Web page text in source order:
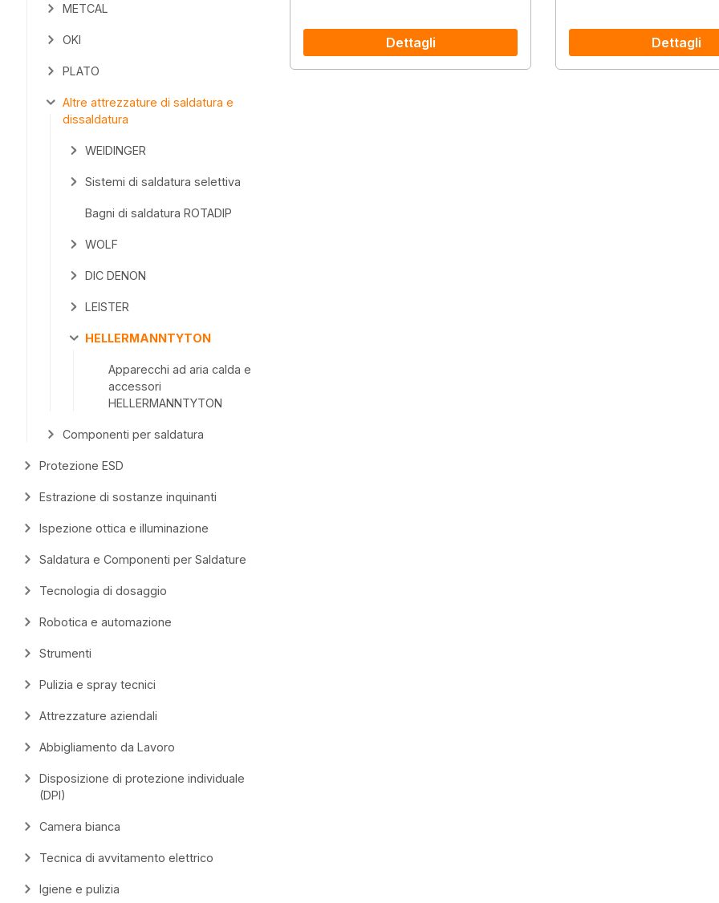
METCAL
OKI
PLATO
Altre attrezzature di saldatura e
dissaldatura
WEIDINGER
Sistemi di saldatura selettiva
Bagni di saldatura ROTADIP
WOLF
DIC DENON
LEISTER
HELLERMANNTYTON
Apparecchi ad aria calda e
accessori
HELLERMANNTYTON
Componenti per saldatura
Protezione ESD
Estrazione di sostanze inquinanti
Ispezione ottica e illuminazione
Saldatura e Componenti per Saldature
Tecnologia di dosaggio
Robotica e automazione
Strumenti
Pulizia e spray tecnici
Attrezzature aziendali
Abbigliamento da Lavoro
Disposizione di protezione individuale
(DPI)
Camera bianca
Tecnica di avvitamento elettrico
Igiene e pulizia
Dettagli Dettagli